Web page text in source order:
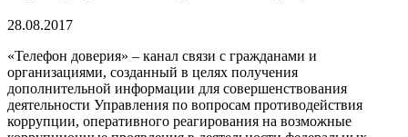
28.08.2017
«Телефон доверия» – канал связи с гражданами и
организациями, созданный в целях получения
дополнительной информации для совершенствования
деятельности Управления по вопросам противодействия
коррупции, оперативного реагирования на возможные